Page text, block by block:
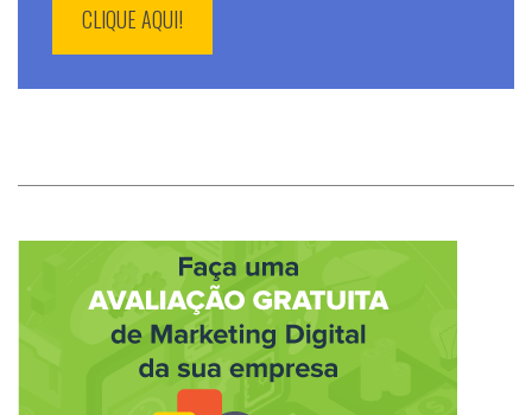
CLIQUE AQUI!